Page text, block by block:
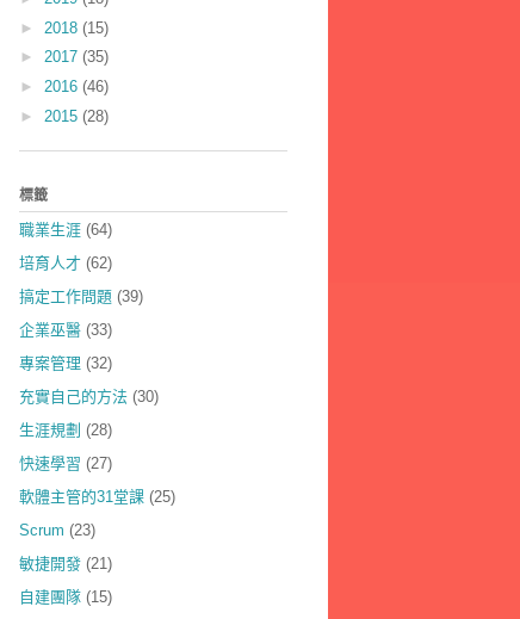
► 2018 (15)
► 2017 (35)
► 2016 (46)
► 2015 (28)
標籤
職業生涯 (64)
培育人才 (62)
搞定工作問題 (39)
企業巫醫 (33)
專案管理 (32)
充實自己的方法 (30)
生涯規劃 (28)
快速學習 (27)
軟體主管的31堂課 (25)
Scrum (23)
敏捷開發 (21)
自建團隊 (15)